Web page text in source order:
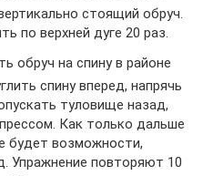
стоящий обруч.
по верхней дуге 20 раз.
обруч на спину в районе
спину вперед, напрячь
туловище назад,
Как только дальше
будет возможности,
Упражнение повторяют 10